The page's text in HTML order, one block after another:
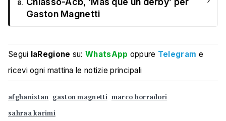
8.
Gaston Magnetti
Segui laRegione su:WhatsApp oppure Telegram e
ricevi ogni mattina le notizie principali
afghanistan gaston magnetti marco borradori
sahraa karimi